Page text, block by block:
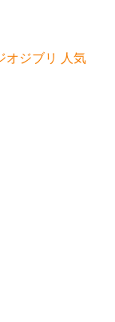
オジブリ 人気